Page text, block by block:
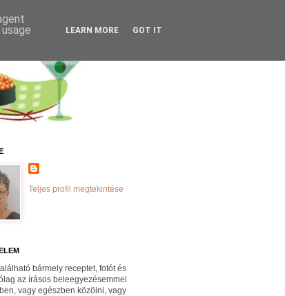
Teljes profil megtekintése
bármely receptet, fotót és
az írásos beleegyezésemmel
vagy egészben közölni, vagy
LEARN MORE GOT IT